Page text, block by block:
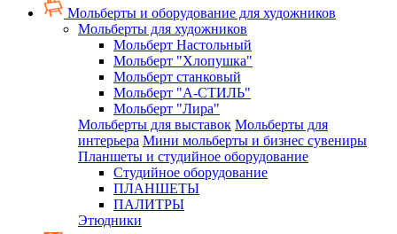
Мольберты и оборудование для художников
Мольберты для художников
Мольберт Настольный
Мольберт "Хлопушка"
Мольберт станковый
Мольберт "А-СТИЛЬ"
Мольберт "Лира"
Мольберты для выставок Мольберты для
интерьера Мини мольберты и бизнес сувениры
Планшеты и студийное оборудование
Студийное оборудование
ПЛАНШЕТЫ
ПАЛИТРЫ
Этюдники